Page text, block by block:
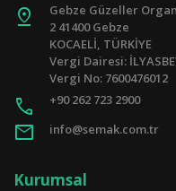
pin_drop
Gebze Güzeller
2 41400 Gebze
KOCAELİ, TÜRKİYE
Vergi Dairesi:
Vergi No: 7600476012
call +90 262 723 2900
mail info@semak.com.tr
Kurumsal